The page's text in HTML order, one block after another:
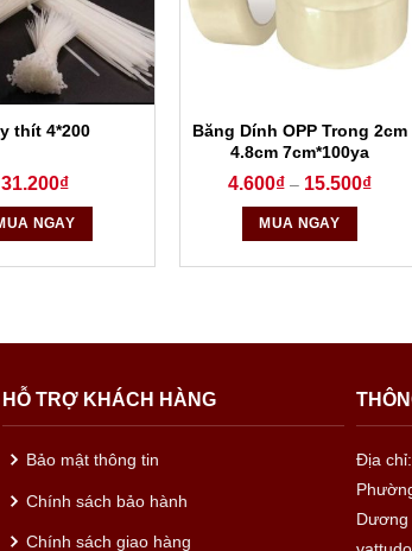
thít 4*200
31.200₫
NGAY
Băng Dính OPP Trong 2cm
4.8cm 7cm*100ya
4.600₫– 15.500₫
MUA NGAY
HỖ TRỢ KHÁCH HÀNG
Bảo mật thông tin
Chính sách bảo hành
Chính sách giao hàng
Địa
Dương